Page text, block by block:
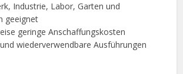
Industrie, Labor, Garten und
geeignet
geringe Anschaffungskosten
wiederverwendbare Ausführungen